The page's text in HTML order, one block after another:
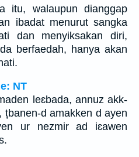
itu, walaupun dianggap
ibadat menurut sangka
dan menyiksakan diri,
berfaedah, hanya akan
NT
leɛbada, annuz akk-
țbanen-d amakken d ayen
ur nezmir ad iɛawen